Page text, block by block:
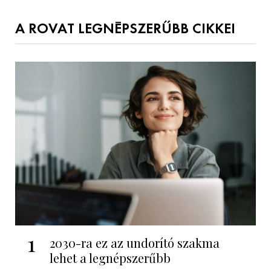
A ROVAT LEGNÉPSZERŰBB CIKKEI
1
2030-ra ez az undorító szakma
lehet a legnépszerűbb